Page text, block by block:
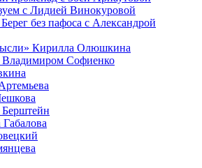
с Лидией Винокуровой
без пафоса с Александрой
Кирилла Олюшкина
Владимиром Софиенко